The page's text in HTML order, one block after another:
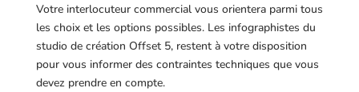
Votre interlocuteur commercial vous orientera parmi tous
les choix et les options possibles. Les infographistes du
studio de création Offset 5, restent à votre disposition
pour vous informer des contraintes techniques que vous
devez prendre en compte.